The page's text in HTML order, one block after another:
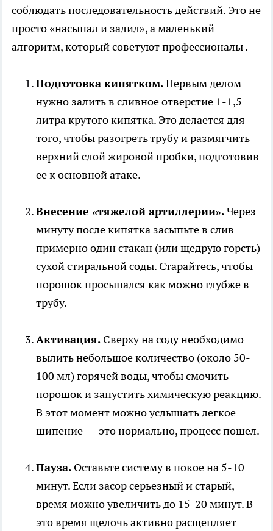
соблюдать последовательность действий. Это не
просто «насыпал и залил», а маленький
алгоритм, который советуют профессионалы .
Подготовка кипятком.Первым делом
нужно залить в сливное отверстие 1-1,5
литра крутого кипятка. Это делается для
того, чтобы разогреть трубу и размягчить
верхний слой жировой пробки, подготовив
ее к основной атаке.
Внесение «тяжелой артиллерии».Через
минуту после кипятка засыпьте в слив
примерно один стакан (или щедрую горсть)
сухой стиральной соды. Старайтесь, чтобы
порошок просыпался как можно глубже в
трубу.
Активация. Сверху на соду необходимо
вылить небольшое количество (около 50-
100 мл) горячей воды, чтобы смочить
порошок и запустить химическую реакцию.
В этот момент можно услышать легкое
шипение — это нормально, процесс пошел.
Пауза. Оставьте систему в покое на 5-10
минут. Если засор серьезный и старый,
время можно увеличить до 15-20 минут. В
это время щелочь активно расщепляет